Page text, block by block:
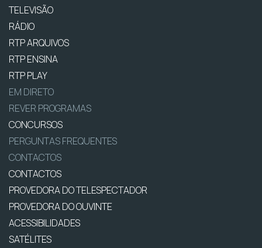
TELEVISÃO
RÁDIO
RTP ARQUIVOS
RTP ENSINA
RTP PLAY
EM DIRETO
REVER PROGRAMAS
CONCURSOS
PERGUNTAS FREQUENTES
CONTACTOS
CONTACTOS
PROVEDORA DO TELESPECTADOR
PROVEDORA DO OUVINTE
ACESSIBILIDADES
SATÉLITES